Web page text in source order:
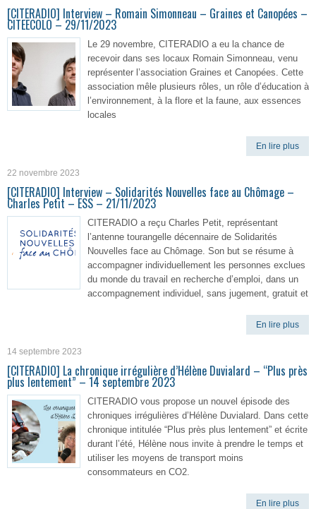
[CITERADIO] Interview – Romain Simonneau – Graines et Canopées –
CITEECOLO – 29/11/2023
Le 29 novembre, CITERADIO a eu la chance de
recevoir dans ses locaux Romain Simonneau, venu
représenter l’association Graines et Canopées. Cette
association mêle plusieurs rôles, un rôle d’éducation à
l’environnement, à la flore et la faune, aux essences
locales
En lire plus
22 novembre 2023
[CITERADIO] Interview – Solidarités Nouvelles face au Chômage –
Charles Petit – ESS – 21/11/2023
CITERADIO a reçu Charles Petit, représentant
l’antenne tourangelle décennaire de Solidarités
Nouvelles face au Chômage. Son but se résume à
accompagner individuellement les personnes exclues
du monde du travail en recherche d’emploi, dans un
accompagnement individuel, sans jugement, gratuit et
En lire plus
14 septembre 2023
[CITERADIO] La chronique irrégulière d’Hélène Duvialard – “Plus près
plus lentement” – 14 septembre 2023
CITERADIO vous propose un nouvel épisode des
chroniques irrégulières d’Hélène Duvialard. Dans cette
chronique intitulée “Plus près plus lentement” et écrite
durant l’été, Hélène nous invite à prendre le temps et
utiliser les moyens de transport moins
consommateurs en CO2.
En lire plus